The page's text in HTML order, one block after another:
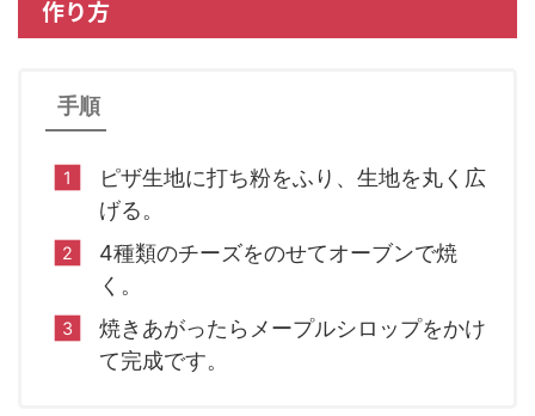
作り方
手順
ピザ生地に打ち粉をふり、生地を丸く広
げる。
4種類のチーズをのせてオーブンで焼
く。
焼きあがったらメープルシロップをかけ
て完成です。